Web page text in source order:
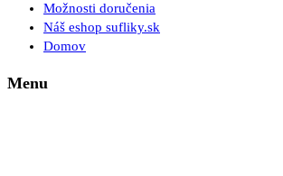
Možnosti doručenia
Náš eshop sufliky.sk
Domov
Menu